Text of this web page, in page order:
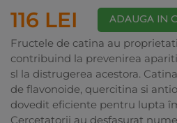
116 LEI ADAUGA IN
Fructele de catina au
contribuind la prevenirea
sl la distrugerea acestora.
de flavonoide, quercitina si
dovedit eficiente pentru lupta
Cercetatorii au desfasurat